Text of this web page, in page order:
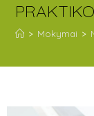
> Mokymai >